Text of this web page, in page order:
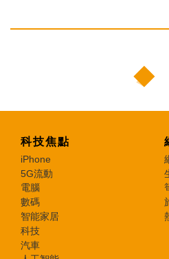
科技焦點
iPhone
5G流動
電腦
數碼
智能家居
科技
汽車